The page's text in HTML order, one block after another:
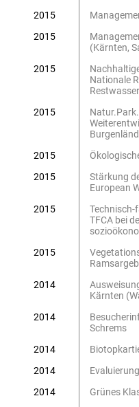
2015
2015
(Kärnten,
2015
Nationale
2015
2015
2015
Stärkung
European
2015
Technisch-
TFCA bei
2015
2014
Kärnten
2014
Schrems
2014
2014
2014
Grünes